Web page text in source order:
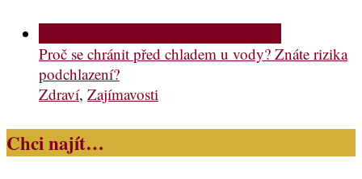
Proč se chránit před chladem u vody? Znáte rizika
podchlazení?
Zdraví, Zajímavosti
Chci najít…